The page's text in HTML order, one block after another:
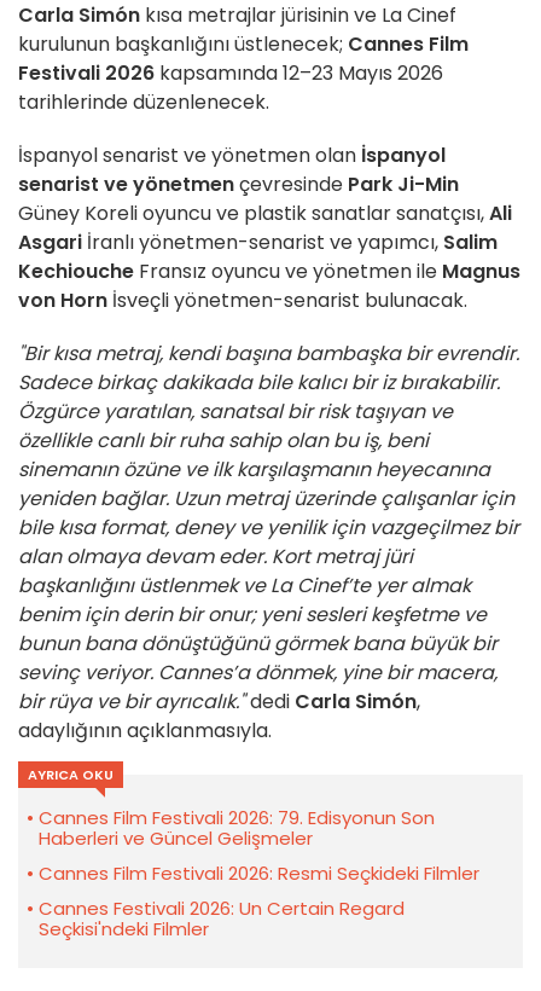
Carla Simón kısa metrajlar jürisinin ve La Cinef
kurulunun başkanlığını üstlenecek; Cannes Film
Festivali 2026 kapsamında 12–23 Mayıs 2026
tarihlerinde düzenlenecek.
İspanyol senarist ve yönetmen olan İspanyol
senarist ve yönetmençevresinde Park Ji-Min
Güney Koreli oyuncu ve plastik sanatlar sanatçısı,Ali
Asgari İranlı yönetmen-senarist ve yapımcı, Salim
Kechiouche Fransız oyuncu ve yönetmen ile Magnus
von Horn İsveçli yönetmen-senarist bulunacak.
"Bir kısa metraj, kendi başına bambaşka bir evrendir.
Sadece birkaç dakikada bile kalıcı bir iz bırakabilir.
Özgürce yaratılan, sanatsal bir risk taşıyan ve
özellikle canlı bir ruha sahip olan bu iş, beni
sinemanın özüne ve ilk karşılaşmanın heyecanına
yeniden bağlar. Uzun metraj üzerinde çalışanlar için
bile kısa format, deney ve yenilik için vazgeçilmez bir
alan olmaya devam eder. Kort metraj jüri
başkanlığını üstlenmek ve La Cinef’te yer almak
benim için derin bir onur; yeni sesleri keşfetme ve
bunun bana dönüştüğünü görmek bana büyük bir
sevinç veriyor. Cannes’a dönmek, yine bir macera,
bir rüya ve bir ayrıcalık."dedi Carla Simón,
adaylığının açıklanmasıyla.
AYRICA OKU
Cannes Film Festivali 2026: 79. Edisyonun Son
Haberleri ve Güncel Gelişmeler
Cannes Film Festivali 2026: Resmi Seçkideki Filmler
Cannes Festivali 2026: Un Certain Regard
Seçkisi'ndeki Filmler